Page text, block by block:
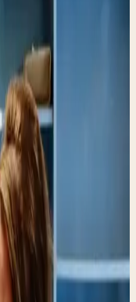
open, van 09:00
met parkeerruimte
terecht. UPS
en DHL Express